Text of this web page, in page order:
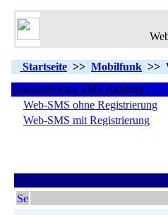
Startseite >> Mobilfunk >>
Übersicht Free SMS Anbieter
Web-SMS ohne Registrierung
Web-SMS mit Registrierung